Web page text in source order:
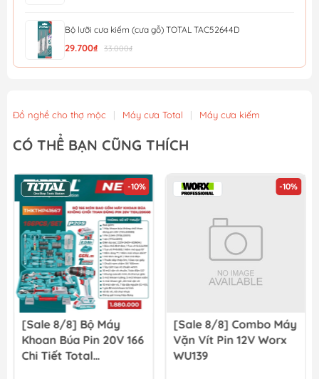
Bộ lưỡi cưa kiếm (cưa gỗ) TOTAL TAC52644D
29.700₫ 33.000₫
Bộ lưỡi cưa kiếm (cưa kim loại) TOTAL TAC52922EF
49.000₫
Bộ lưỡi cưa kiếm INGCO SSB922EF
51.300₫ 57.000₫
Đồ nghề cho thợ mộc | Máy cưa Total | Máy cưa kiếm
CÓ THỂ BẠN CŨNG THÍCH
-10%
[Sale 8/8] Bộ Máy
Khoan Búa Pin 20V 166
Chi Tiết Total
-10%
[Sale 8/8] Combo Máy
Vặn Vít Pin 12V Worx
WU139